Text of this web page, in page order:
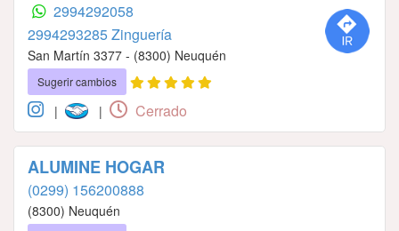
2994292058
2994293285 Zinguería
San Martín 3377 - (8300) Neuquén
Sugerir cambios
| | Cerrado
ALUMINE HOGAR
(0299) 156200888
(8300) Neuquén